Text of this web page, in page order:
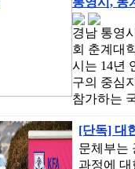
경남 통영
회 춘계대
시는 14년
구의 중심
참가하는
[단독] 대
문체부는
과정에 대